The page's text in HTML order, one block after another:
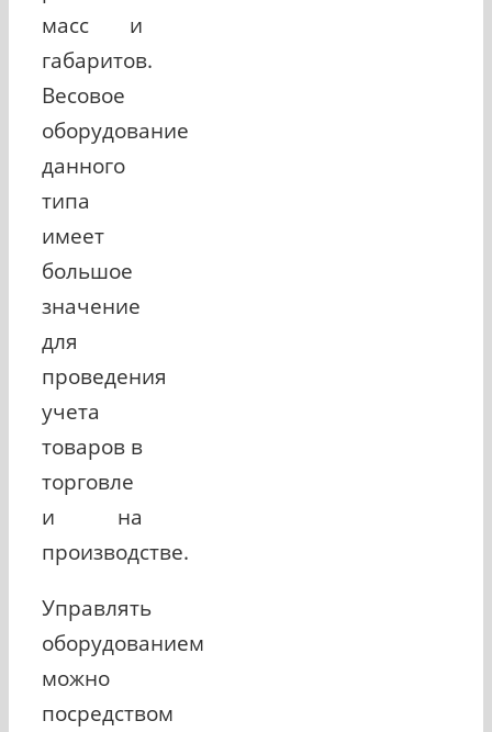
масс и
габаритов.
Весовое
оборудование
данного
типа
имеет
большое
значение
для
проведения
учета
товаров в
торговле
и на
производстве.
Управлять
оборудованием
можно
посредством